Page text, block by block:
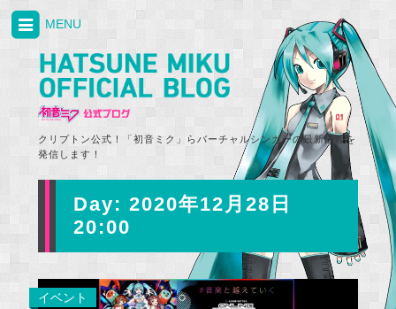
クリプトン公式！「初音ミク」らバーチャルシンガーの最新情報を
発信します！
MENU
Day: 2020年12月28日
20:00
イベント